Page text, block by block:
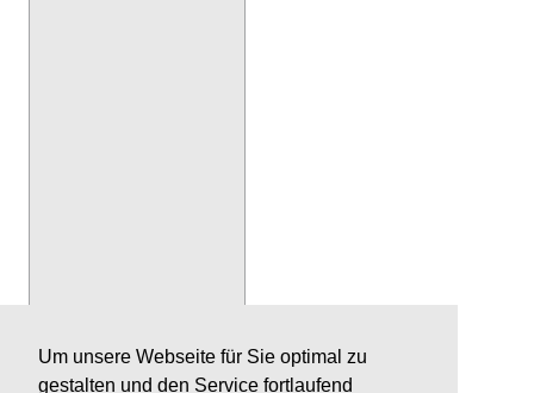
Um unsere Webseite für Sie optimal zu
gestalten und den Service fortlaufend